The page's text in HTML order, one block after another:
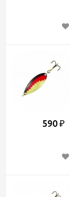
590 ₽